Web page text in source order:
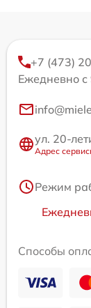
+7 (473)
Ежедневно
ул. 20-
Адрес
Режим
Способы